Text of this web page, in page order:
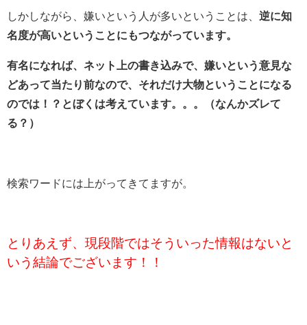
しかしながら、嫌いという人が多いということは、 逆に知
名度が高いということにもつながっています。
有名になれば、ネット上の書き込みで、嫌いという意見な
どあって当たり前なので、それだけ大物ということになる
のでは！？とぼくは考えています。。。（なんかズレて
る？）
検索ワードには上がってきてますが。
とりあえず、現段階ではそういった情報はないと
いう結論でございます！！